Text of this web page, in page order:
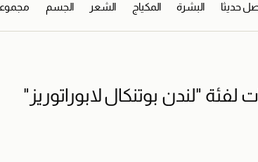
حديثا البشرة المكياج الشعر الجسم
لفئة "لندن بوتنكال لابوراتوريز"